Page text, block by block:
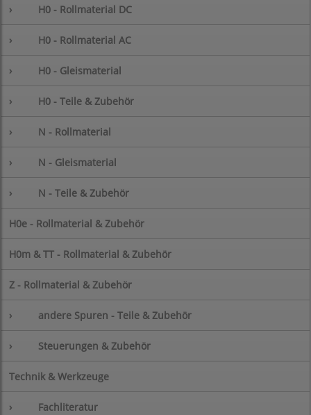
› H0 - Rollmaterial DC
› H0 - Rollmaterial AC
› H0 - Gleismaterial
› H0 - Teile & Zubehör
› N - Rollmaterial
› N - Gleismaterial
› N - Teile & Zubehör
H0e - Rollmaterial & Zubehör
H0m & TT - Rollmaterial & Zubehör
Z - Rollmaterial & Zubehör
› andere Spuren - Teile & Zubehör
› Steuerungen & Zubehör
Technik & Werkzeuge
› Fachliteratur